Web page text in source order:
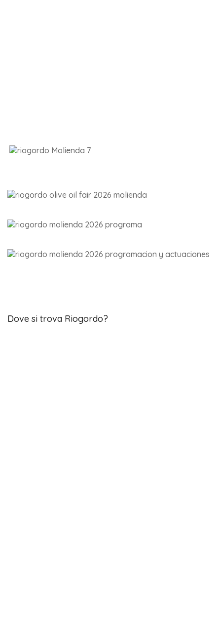
Dove si trova Riogordo?